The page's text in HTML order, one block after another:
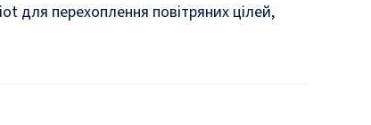
для перехоплення повітряних цілей,